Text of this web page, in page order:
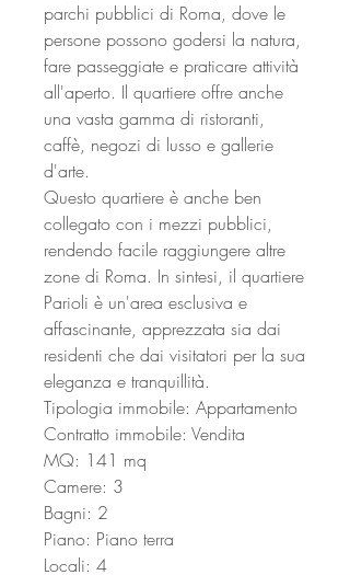
parchi pubblici di Roma, dove le
persone possono godersi la natura,
fare passeggiate e praticare attività
all'aperto. Il quartiere offre anche
una vasta gamma di ristoranti,
caffè, negozi di lusso e gallerie
d'arte.
Questo quartiere è anche ben
collegato con i mezzi pubblici,
rendendo facile raggiungere altre
zone di Roma. In sintesi, il quartiere
Parioli è un'area esclusiva e
affascinante, apprezzata sia dai
residenti che dai visitatori per la sua
eleganza e tranquillità.
Tipologia immobile: Appartamento
Contratto immobile: Vendita
MQ: 141 mq
Camere: 3
Bagni: 2
Piano: Piano terra
Locali: 4